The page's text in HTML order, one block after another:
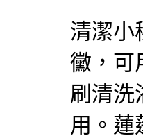
清潔小
黴，可
刷清洗
用。蓮